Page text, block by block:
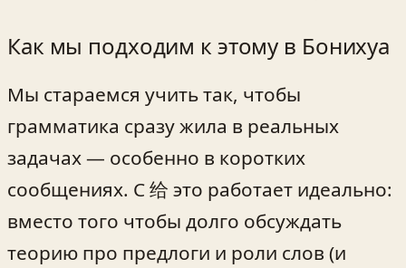
Как мы подходим к этому в Бонихуа
Мы стараемся учить так, чтобы
грамматика сразу жила в реальных
задачах — особенно в коротких
сообщениях. С 给 это работает идеально:
вместо того чтобы долго обсуждать
теорию про предлоги и роли слов (и